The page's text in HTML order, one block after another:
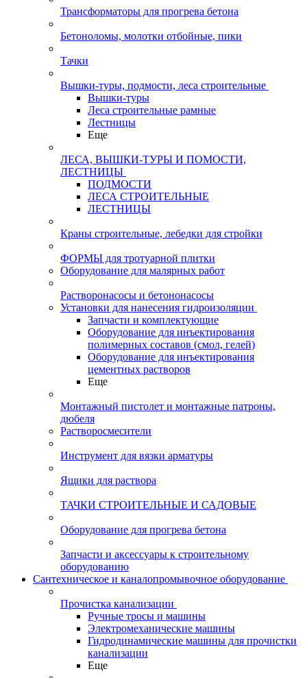
Трансформаторы для прогрева бетона
Бетоноломы, молотки отбойные, пики
Тачки
Вышки-туры, подмости, леса строительные
Вышки-туры
Леса строительные рамные
Лестницы
Еще
ЛЕСА, ВЫШКИ-ТУРЫ И ПОМОСТИ,
ЛЕСТНИЦЫ
ПОДМОСТИ
ЛЕСА СТРОИТЕЛЬНЫЕ
ЛЕСТНИЦЫ
Краны строительные, лебедки для стройки
ФОРМЫ для тротуарной плитки
Оборудование для малярных работ
Растворонасосы и бетононасосы
Установки для нанесения гидроизоляции
Запчасти и комплектующие
Оборудование для инъектирования
полимерных составов (смол, гелей)
Оборудование для инъектирования
цементных растворов
Еще
Монтажный пистолет и монтажные патроны,
дюбеля
Растворосмесители
Инструмент для вязки арматуры
Ящики для раствора
ТАЧКИ СТРОИТЕЛЬНЫЕ И САДОВЫЕ
Оборудование для прогрева бетона
Запчасти и аксессуары к строительному
оборудованию
Сантехническое и каналопромывочное оборудование
Прочистка канализации
Ручные тросы и машины
Электромеханические машины
Гидродинамические машины для прочистки
канализации
Еще